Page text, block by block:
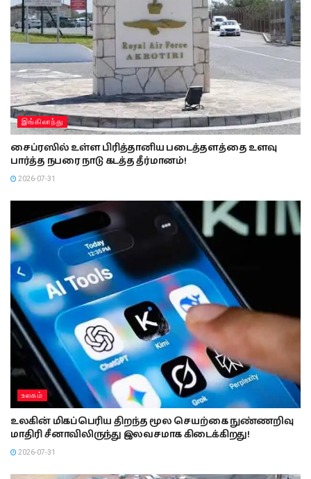
இங்கிலாந்து
சைப்ரஸில் உள்ள பிரித்தானிய படைத்தளத்தை உளவு
பார்த்த நபரை நாடு கடத்த தீர்மானம்!
2026-07-31
உலகம்
உலகின் மிகப்பெரிய திறந்த மூல செயற்கை நுண்ணறிவு
மாதிரி சீனாவிலிருந்து இலவசமாக கிடைக்கிறது!
2026-07-31